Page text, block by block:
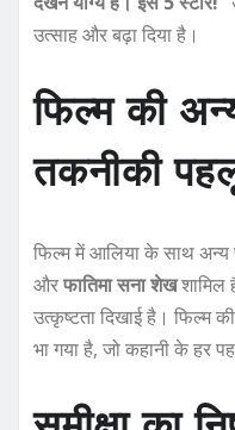
उत्साह और बढ़ा दिया है।
फिल्म की
तकनीकी
फिल्म में आलिया के साथ
औरफातिमा सना शेखशामिल
उत्कृष्टता दिखाई है। फिल्म
भा गया है, जो कहानी के हर